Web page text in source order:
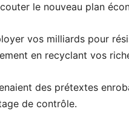
le nouveau plan
vos milliards pour
en recyclant vos
des prétextes
de contrôle.